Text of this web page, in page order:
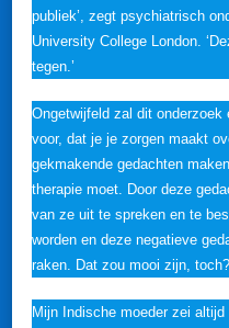
publiek’, zegt psychiatrisch
University College London.
tegen.’
Ongetwijfeld zal dit
voor, dat je je zorgen maakt
gekmakende gedachten
therapie moet. Door deze
van ze uit te spreken en te
worden en deze negatieve
raken. Dat zou mooi zijn, toch?
Mijn Indische moeder zei